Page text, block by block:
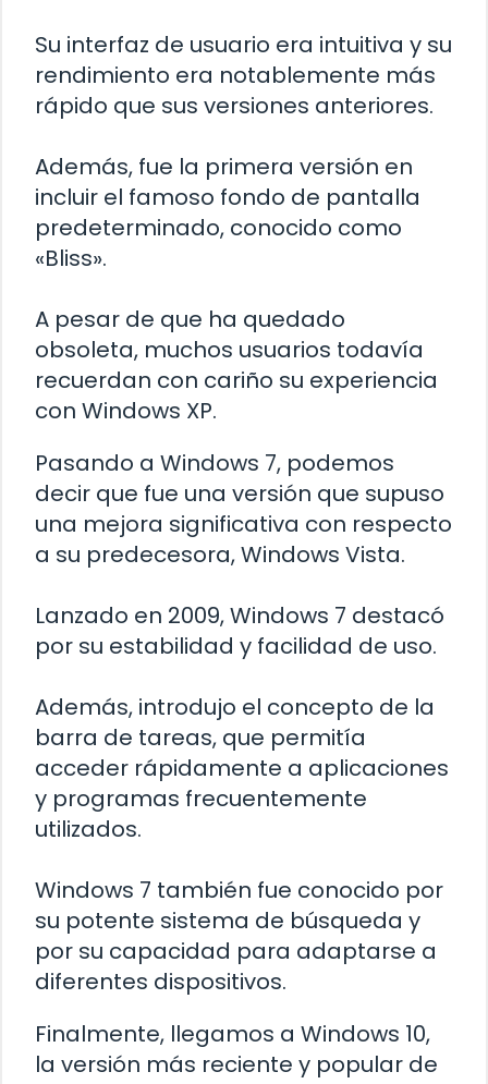
Su interfaz de usuario era intuitiva y su
rendimiento era notablemente más
rápido que sus versiones anteriores.
Además, fue la primera versión en
incluir el famoso fondo de pantalla
predeterminado, conocido como
«Bliss».
A pesar de que ha quedado
obsoleta, muchos usuarios todavía
recuerdan con cariño su experiencia
con Windows XP.
Pasando a Windows 7, podemos
decir que fue una versión que supuso
una mejora significativa con respecto
a su predecesora, Windows Vista.
Lanzado en 2009, Windows 7 destacó
por su estabilidad y facilidad de uso.
Además, introdujo el concepto de la
barra de tareas, que permitía
acceder rápidamente a aplicaciones
y programas frecuentemente
utilizados.
Windows 7 también fue conocido por
su potente sistema de búsqueda y
por su capacidad para adaptarse a
diferentes dispositivos.
Finalmente, llegamos a Windows 10,
la versión más reciente y popular de